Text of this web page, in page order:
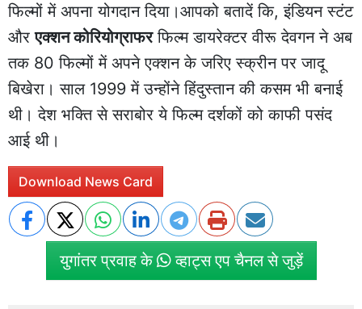
फिल्मों में अपना योगदान दिया।आपको बतादें कि, इंडियन स्टंट
औरएक्शन कोरियोग्राफरफिल्म डायरेक्टर वीरू देवगन ने अब
तक 80 फिल्मों में अपने एक्शन के जरिए स्क्रीन पर जादू
बिखेरा। साल 1999 में उन्होंने हिंदुस्तान की कसम भी बनाई
थी। देश भक्ति से सराबोर ये फिल्म दर्शकों को काफी पसंद
आई थी।
Download News Card
युगांतर प्रवाह के व्हाट्स एप चैनल से जुड़ें